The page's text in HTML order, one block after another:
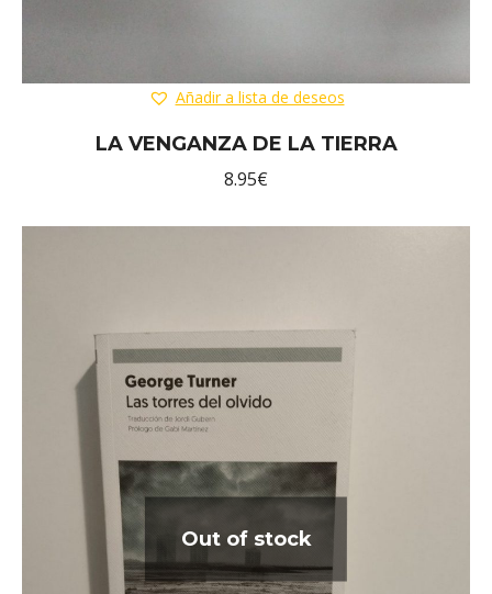
Añadir a lista de deseos
LA VENGANZA DE LA TIERRA
8.95€
Out of stock